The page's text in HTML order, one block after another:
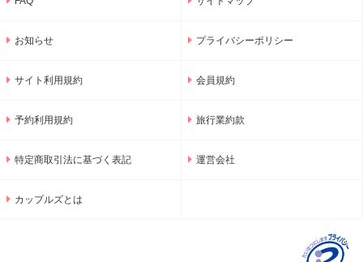
お知らせ プライバシーポリシー
サイト利用規約 会員規約
予約利用規約 旅行業約款
特定商取引法に基づく表記 運営会社
カップルズとは